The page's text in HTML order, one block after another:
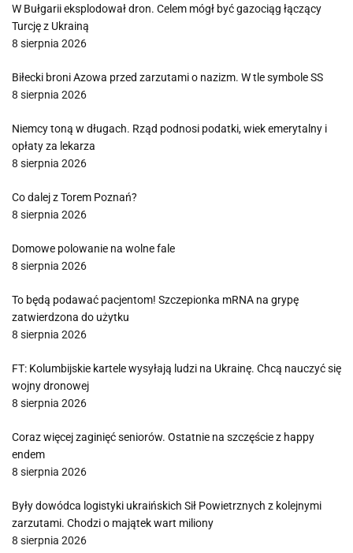
W Bułgarii eksplodował dron. Celem mógł być gazociąg łączący
Turcję z Ukrainą
8 sierpnia 2026
Biłecki broni Azowa przed zarzutami o nazizm. W tle symbole SS
8 sierpnia 2026
Niemcy toną w długach. Rząd podnosi podatki, wiek emerytalny i
opłaty za lekarza
8 sierpnia 2026
Co dalej z Torem Poznań?
8 sierpnia 2026
Domowe polowanie na wolne fale
8 sierpnia 2026
To będą podawać pacjentom! Szczepionka mRNA na grypę
zatwierdzona do użytku
8 sierpnia 2026
FT: Kolumbijskie kartele wysyłają ludzi na Ukrainę. Chcą nauczyć się
wojny dronowej
8 sierpnia 2026
Coraz więcej zaginięć seniorów. Ostatnie na szczęście z happy
endem
8 sierpnia 2026
Były dowódca logistyki ukraińskich Sił Powietrznych z kolejnymi
zarzutami. Chodzi o majątek wart miliony
8 sierpnia 2026